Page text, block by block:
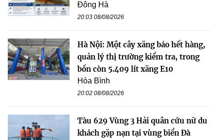
Đông Hà
20:03 08/08/2026
Hà Nội: Một cây xăng báo hết hàng,
quản lý thị trường kiểm tra, trong
bồn còn 5.409 lít xăng E10
Hòa Bình
20:02 08/08/2026
Tàu 629 Vùng 3 Hải quân cứu nữ du
khách gặp nạn tại vùng biển Đà